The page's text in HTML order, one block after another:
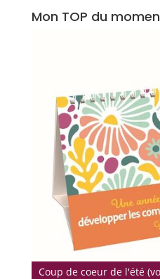
Mon TOP du
Coup de coeur de l'été